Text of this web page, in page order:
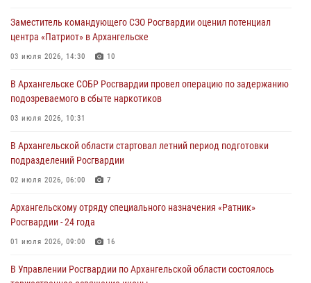
Заместитель командующего СЗО Росгвардии оценил потенциал
центра «Патриот» в Архангельске
03 июля 2026, 14:30 10
В Архангельске СОБР Росгвардии провел операцию по задержанию
подозреваемого в сбыте наркотиков
03 июля 2026, 10:31
В Архангельской области стартовал летний период подготовки
подразделений Росгвардии
02 июля 2026, 06:00 7
Архангельскому отряду специального назначения «Ратник»
Росгвардии - 24 года
01 июля 2026, 09:00 16
В Управлении Росгвардии по Архангельской области состоялось